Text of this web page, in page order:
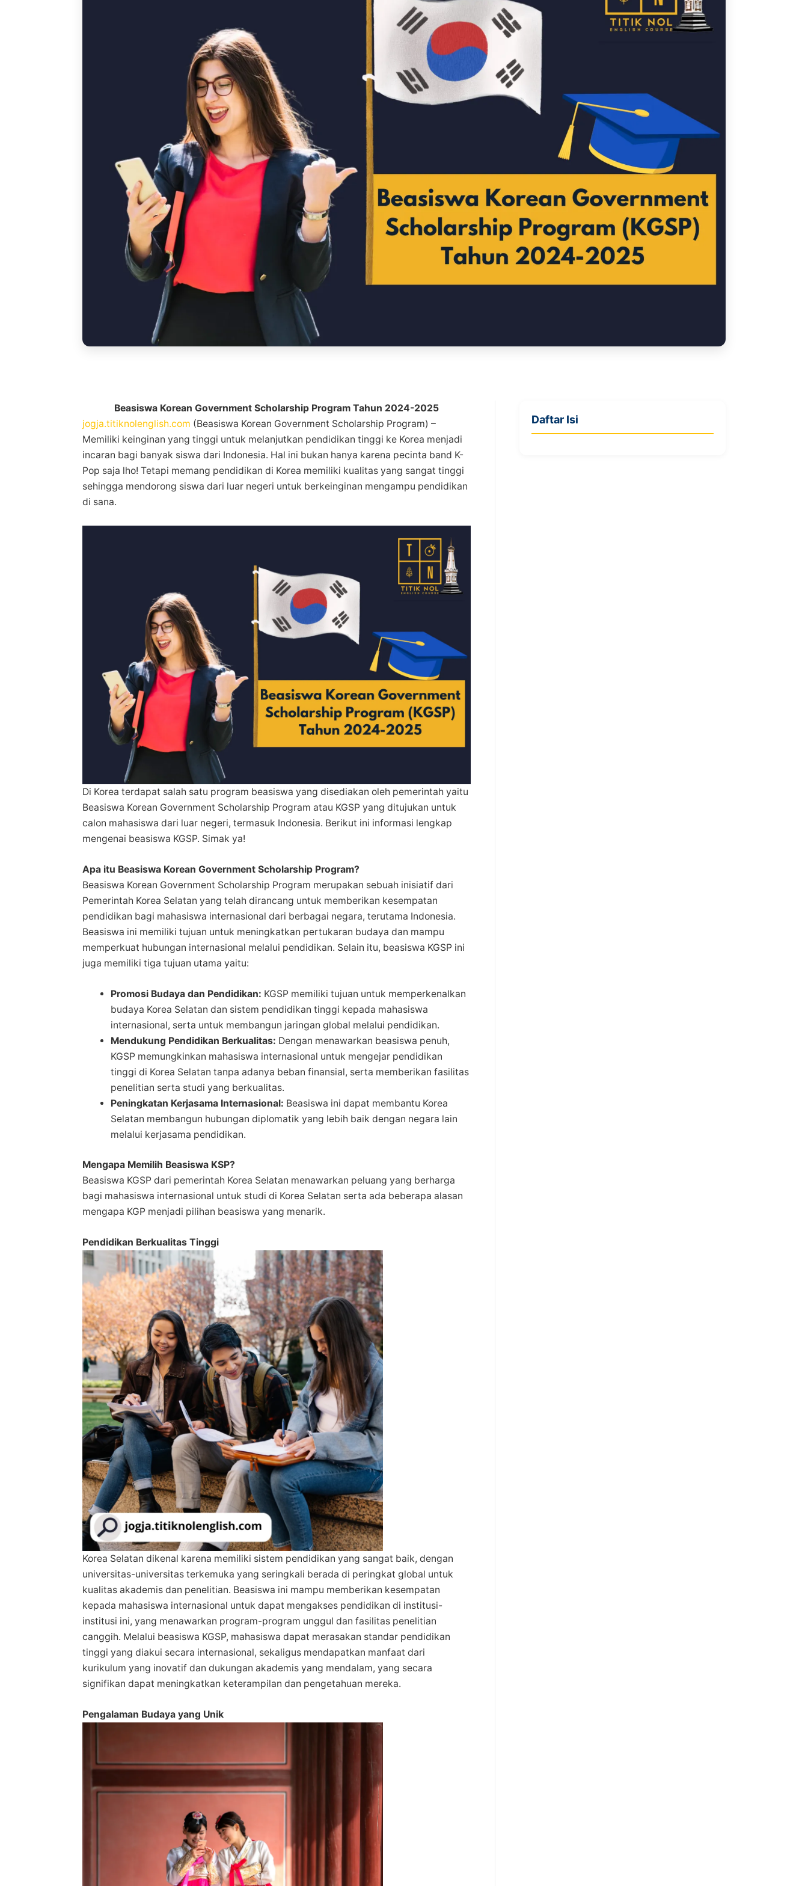
Beasiswa Korean Government Scholarship Program Tahun 2024-2025
jogja.titiknolenglish.com (Beasiswa Korean Government Scholarship Program) –
Memiliki keinginan yang tinggi untuk melanjutkan pendidikan tinggi ke Korea menjadi
incaran bagi banyak siswa dari Indonesia. Hal ini bukan hanya karena pecinta band K-
Pop saja lho! Tetapi memang pendidikan di Korea memiliki kualitas yang sangat tinggi
sehingga mendorong siswa dari luar negeri untuk berkeinginan mengampu pendidikan
di sana.
Di Korea terdapat salah satu program beasiswa yang disediakan oleh pemerintah yaitu
Beasiswa Korean Government Scholarship Program atau KGSP yang ditujukan untuk
calon mahasiswa dari luar negeri, termasuk Indonesia. Berikut ini informasi lengkap
mengenai beasiswa KGSP. Simak ya!
Apa itu Beasiswa Korean Government Scholarship Program?
Beasiswa Korean Government Scholarship Program merupakan sebuah inisiatif dari
Pemerintah Korea Selatan yang telah dirancang untuk memberikan kesempatan
pendidikan bagi mahasiswa internasional dari berbagai negara, terutama Indonesia.
Beasiswa ini memiliki tujuan untuk meningkatkan pertukaran budaya dan mampu
memperkuat hubungan internasional melalui pendidikan. Selain itu, beasiswa KGSP ini
juga memiliki tiga tujuan utama yaitu:
Promosi Budaya dan Pendidikan: KGSP memiliki tujuan untuk memperkenalkan
budaya Korea Selatan dan sistem pendidikan tinggi kepada mahasiswa
internasional, serta untuk membangun jaringan global melalui pendidikan.
Mendukung Pendidikan Berkualitas: Dengan menawarkan beasiswa penuh,
KGSP memungkinkan mahasiswa internasional untuk mengejar pendidikan
tinggi di Korea Selatan tanpa adanya beban finansial, serta memberikan fasilitas
penelitian serta studi yang berkualitas.
Peningkatan Kerjasama Internasional: Beasiswa ini dapat membantu Korea
Selatan membangun hubungan diplomatik yang lebih baik dengan negara lain
melalui kerjasama pendidikan.
Mengapa Memilih Beasiswa KSP?
Beasiswa KGSP dari pemerintah Korea Selatan menawarkan peluang yang berharga
bagi mahasiswa internasional untuk studi di Korea Selatan serta ada beberapa alasan
mengapa KGP menjadi pilihan beasiswa yang menarik.
Pendidikan Berkualitas Tinggi
Korea Selatan dikenal karena memiliki sistem pendidikan yang sangat baik, dengan
universitas-universitas terkemuka yang seringkali berada di peringkat global untuk
kualitas akademis dan penelitian. Beasiswa ini mampu memberikan kesempatan
kepada mahasiswa internasional untuk dapat mengakses pendidikan di institusi-
institusi ini, yang menawarkan program-program unggul dan fasilitas penelitian
canggih. Melalui beasiswa KGSP, mahasiswa dapat merasakan standar pendidikan
tinggi yang diakui secara internasional, sekaligus mendapatkan manfaat dari
kurikulum yang inovatif dan dukungan akademis yang mendalam, yang secara
signifikan dapat meningkatkan keterampilan dan pengetahuan mereka.
Pengalaman Budaya yang Unik
Daftar Isi